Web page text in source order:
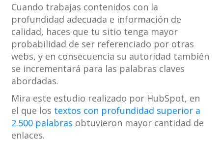
Cuando trabajas contenidos con la
profundidad adecuada e información de
calidad, haces que tu sitio tenga mayor
probabilidad de ser referenciado por otras
webs, y en consecuencia su autoridad también
se incrementará para las palabras claves
abordadas.
Mira este estudio realizado por HubSpot, en
el que los textos con profundidad superior a
2.500 palabras obtuvieron mayor cantidad de
enlaces.